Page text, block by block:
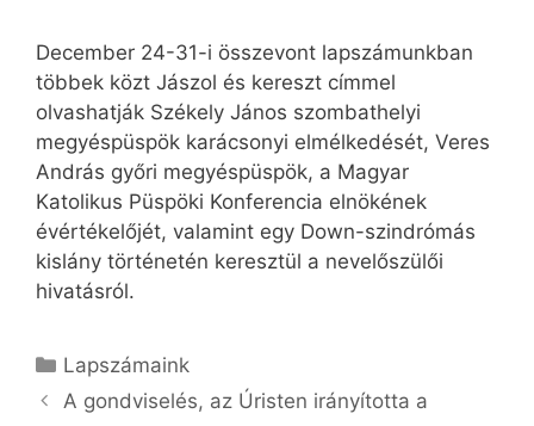
December 24-31-i összevont lapszámunkban
többek közt Jászol és kereszt címmel
olvashatják Székely János szombathelyi
megyéspüspök karácsonyi elmélkedését, Veres
András győri megyéspüspök, a Magyar
Katolikus Püspöki Konferencia elnökének
évértékelőjét, valamint egy Down-szindrómás
kislány történetén keresztül a nevelőszülői
hivatásról.
Kategória
Lapszámaink
A gondviselés, az Úristen irányította a